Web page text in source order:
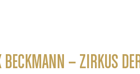
BECKMANN – ZIRKUS